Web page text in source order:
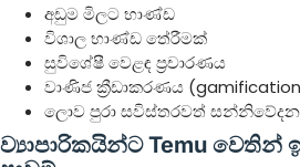
අඩුම මිලට භාණ්ඩ
විශාල භාණ්ඩ තේරීමක්
සුවිශේෂී වෙළඳ ප්‍රචාරණය
වාණිජ ක්‍රීඩාකරණය
ලොව පුරා සවිස්තරවත්
ව්‍යාපාරිකයින්ට Temu වෙතින්